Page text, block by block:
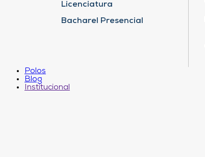
Licenciatura
Bacharel Presencial
Polos
Blog
Institucional